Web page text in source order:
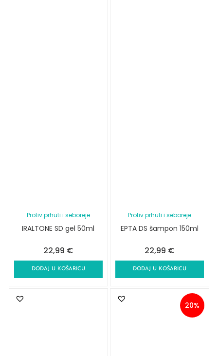
Protiv prhuti i seboreje
IRALTONE SD gel 50ml
22,99 €
DODAJ U KOŠARICU
Protiv prhuti i seboreje
EPTA DS šampon 150ml
22,99 €
DODAJ U KOŠARICU
20%